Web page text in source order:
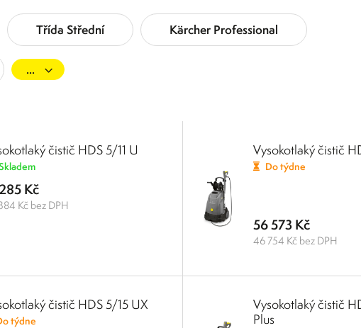
Třída Střední Kärcher Professional
čistič HDS 5/11 U
Kč
Kč bez DPH
Vysokotlaký čistič
Do týdne
56 573 Kč
46 754 Kč bez DPH
čistič HDS 5/15 UX
týdne
Vysokotlaký čistič
Plus